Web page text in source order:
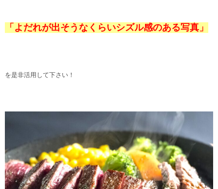
「よだれが出そうなくらいシズル感のある写真」
を是非活用して下さい！